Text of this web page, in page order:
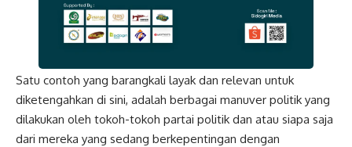
Satu contoh yang barangkali layak dan relevan untuk
diketengahkan di sini, adalah berbagai manuver politik yang
dilakukan oleh tokoh-tokoh partai politik dan atau siapa saja
dari mereka yang sedang berkepentingan dengan